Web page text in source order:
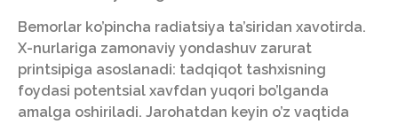
Bemorlar ko’pincha radiatsiya ta’siridan xavotirda.
X-nurlariga zamonaviy yondashuv zarurat
printsipiga asoslanadi: tadqiqot tashxisning
foydasi potentsial xavfdan yuqori bo’lganda
amalga oshiriladi. Jarohatdan keyin o’z vaqtida